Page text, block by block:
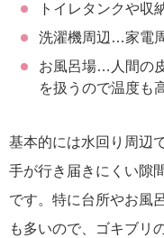
トイレタンクや収
洗濯機周辺…家電
お風呂場…人間の
を扱うので温度も
基本的には水回り周辺
手が行き届きにくい隙
です。特に台所やお風
も多いので、ゴキブリ